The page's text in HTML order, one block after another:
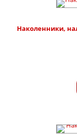
Наколенники,